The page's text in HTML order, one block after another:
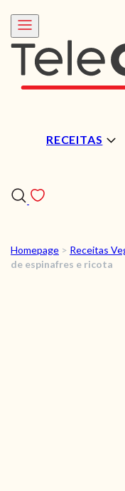
RECEITAS
Homepage > Receitas
de espinafres e ricota